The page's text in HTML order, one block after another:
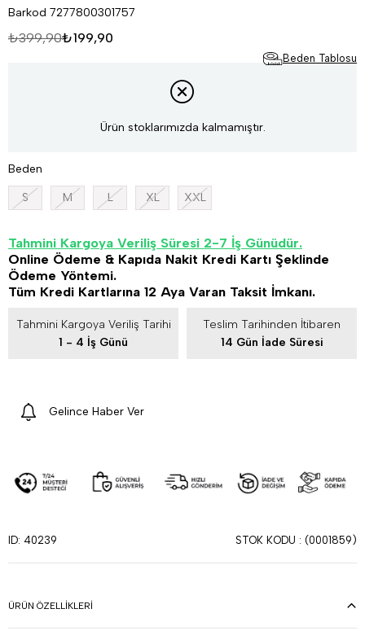
Barkod 7277800301757
₺399,90₺199,90
Beden Tablosu
Ürün stoklarımızda kalmamıştır.
Beden
S M L XL XXL
Tahmini Kargoya Veriliş Süresi 2-7 İş Günüdür.
Online Ödeme & Kapıda Nakit Kredi Kartı Şeklinde
Ödeme Yöntemi.
Tüm Kredi Kartlarına 12 Aya Varan Taksit İmkanı.
Tahmini Kargoya Veriliş Tarihi
1 - 4 İş Günü
Teslim Tarihinden İtibaren
14 Gün İade Süresi
Gelince Haber Ver
ID: 40239 STOK KODU (0001859)
ÜRÜN ÖZELLIKLERI